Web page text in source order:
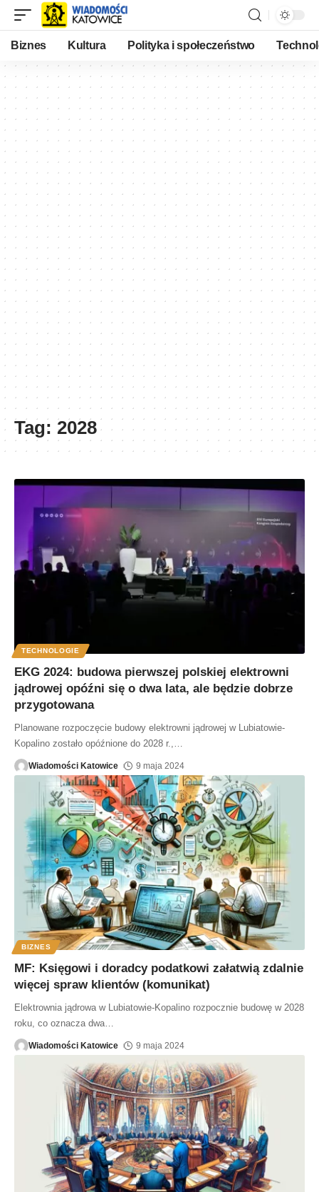
Biznes Kultura Polityka i społeczeństwo
Tag: 2028
TECHNOLOGIE
EKG 2024: budowa pierwszej polskiej elektrowni
jądrowej opóźni się o dwa lata, ale będzie dobrze
przygotowana
Planowane rozpoczęcie budowy elektrowni jądrowej w Lubiatowie-
Kopalino zostało opóźnione do 2028 r.,
Wiadomości Katowice 9 maja 2024
BIZNES
MF: Księgowi i doradcy podatkowi załatwią zdalnie
więcej spraw klientów (komunikat)
Elektrownia jądrowa w Lubiatowie-Kopalino rozpocznie budowę w 2028
roku, co oznacza dwa
Wiadomości Katowice 9 maja 2024